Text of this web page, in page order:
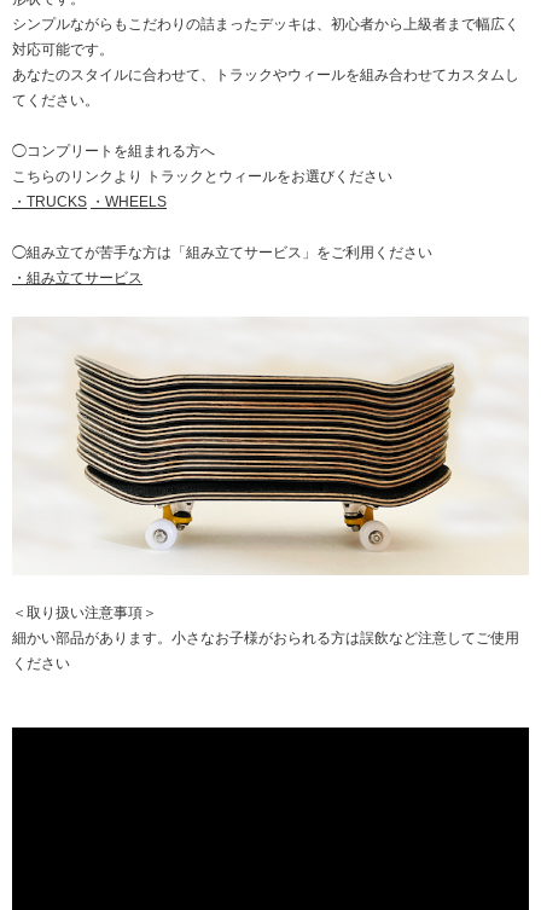
シンプルながらもこだわりの詰まったデッキは、初心者から上級者まで幅広く
対応可能です。
あなたのスタイルに合わせて、トラックやウィールを組み合わせてカスタムし
てください。
◯コンプリートを組まれる方へ
こちらのリンクより トラックとウィールをお選びください
・TRUCKS ・WHEELS
◯組み立てが苦手な方は「組み立てサービス」をご利用ください
・組み立てサービス
＜取り扱い注意事項＞
細かい部品があります。小さなお子様がおられる方は誤飲など注意してご使用
ください